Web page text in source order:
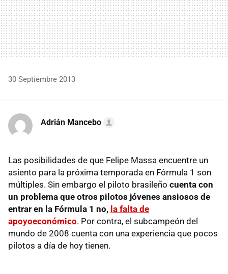
30 Septiembre 2013
Adrián Mancebo
Las posibilidades de que Felipe Massa encuentre un
asiento para la próxima temporada en Fórmula 1 son
múltiples. Sin embargo el piloto brasileño cuenta con
un problema que otros pilotos jóvenes ansiosos de
entrar en la Fórmula 1 no, la falta de
apoyoeconómico. Por contra, el subcampeón del
mundo de 2008 cuenta con una experiencia que pocos
pilotos a día de hoy tienen.